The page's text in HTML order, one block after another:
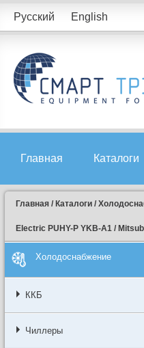
Русский English
Главная Каталоги
Главная / Каталоги /
Electric PUHY-P YKB-A1 /
Холодоснабжение
ККБ
Чиллеры